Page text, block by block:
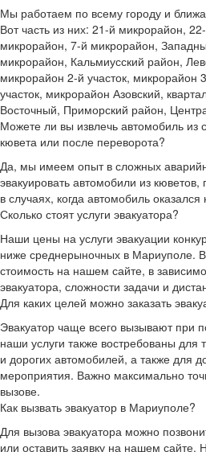
Мы работаем по всему городу и
Вот часть из них: 21-й микрорайон,
микрорайон, 7-й микрорайон,
микрорайон, Кальмиусский район,
микрорайон 2-й участок, микрорайон
участок, микрорайон Азовский,
Восточный, Приморский район,
Можете ли вы извлечь автомобиль
кювета или после переворота?
Да, мы имеем опыт в сложных
эвакуировать автомобили из
в случаях, когда автомобиль
Сколько стоят услуги эвакуатора?
Наши цены на услуги эвакуации
ниже среднерыночных в Мариуполе.
стоимость на нашем сайте, в
эвакуатора, сложности задачи и
Для каких целей можно заказать
Эвакуатор чаще всего вызывают при
наши услуги также востребованы для
и дорогих автомобилей, а также для
мероприятия. Важно максимально
вызове.
Как вызвать эвакуатор в Мариуполе?
Для вызова эвакуатора можно
или оставить заявку на нашем сайте.